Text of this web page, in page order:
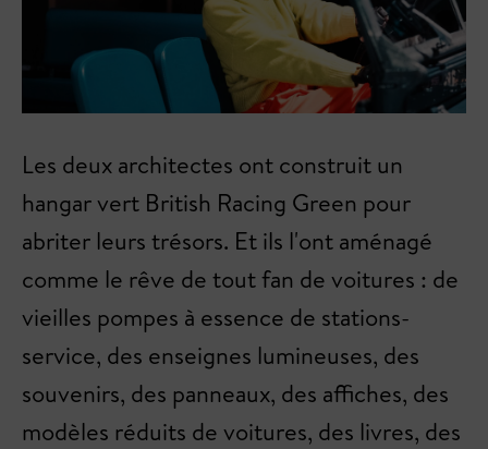
Les deux architectes ont construit un
hangar vert British Racing Green pour
abriter leurs trésors. Et ils l'ont aménagé
comme le rêve de tout fan de voitures : de
vieilles pompes à essence de stations-
service, des enseignes lumineuses, des
souvenirs, des panneaux, des affiches, des
modèles réduits de voitures, des livres, des